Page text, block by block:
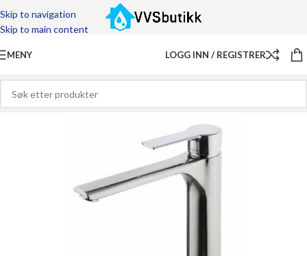
Skip to navigation
Skip to main content
MENY LOGG INN / REGISTRER